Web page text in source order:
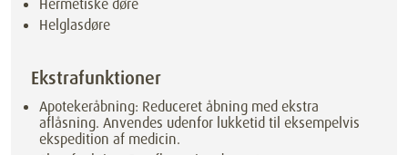
Hermetiske døre
Helglasdøre
Ekstrafunktioner
Apotekeråbning: Reduceret åbning med ekstra
aflåsning. Anvendes udenfor lukketid til eksempelvis
ekspedition af medicin.